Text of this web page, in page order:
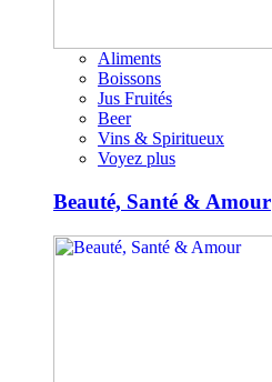
Aliments
Boissons
Jus Fruités
Beer
Vins & Spiritueux
Voyez plus
Beauté, Santé & Amour